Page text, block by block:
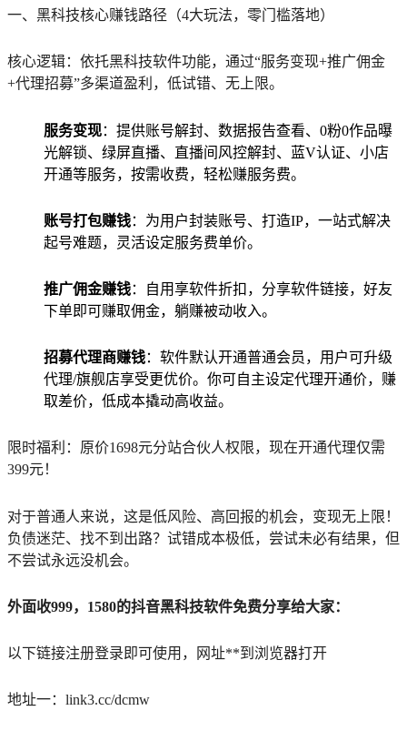
一、黑科技核心赚钱路径（4大玩法，零门槛落地）
核心逻辑：依托黑科技软件功能，通过“服务变现+推广佣金
+代理招募”多渠道盈利，低试错、无上限。
服务变现：提供账号解封、数据报告查看、0粉0作品曝
光解锁、绿屏直播、直播间风控解封、蓝V认证、小店
开通等服务，按需收费，轻松赚服务费。
账号打包赚钱：为用户封装账号、打造IP，一站式解决
起号难题，灵活设定服务费单价。
推广佣金赚钱：自用享软件折扣，分享软件链接，好友
下单即可赚取佣金，躺赚被动收入。
招募代理商赚钱：软件默认开通普通会员，用户可升级
代理/旗舰店享受更优价。你可自主设定代理开通价，赚
取差价，低成本撬动高收益。
限时福利：原价1698元分站合伙人权限，现在开通代理仅需
399元！
对于普通人来说，这是低风险、高回报的机会，变现无上限！
负债迷茫、找不到出路？试错成本极低，尝试未必有结果，但
不尝试永远没机会。
外面收999，1580的抖音黑科技软件免费分享给大家：
以下链接注册登录即可使用，网址**到浏览器打开
地址一：link3.cc/dcmw